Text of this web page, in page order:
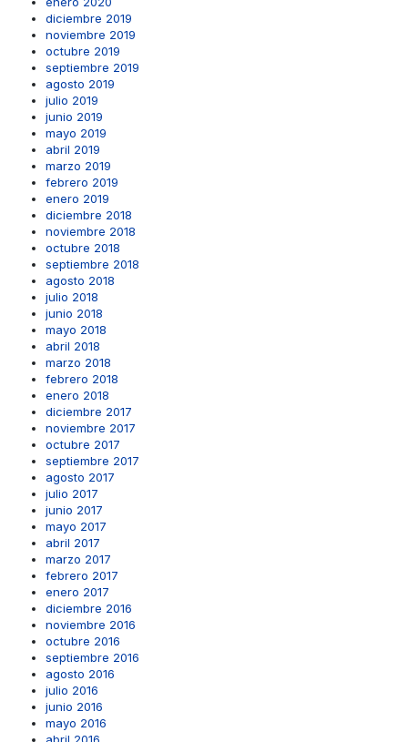
diciembre 2019
noviembre 2019
octubre 2019
septiembre 2019
agosto 2019
julio 2019
junio 2019
mayo 2019
abril 2019
marzo 2019
febrero 2019
enero 2019
diciembre 2018
noviembre 2018
octubre 2018
septiembre 2018
agosto 2018
julio 2018
junio 2018
mayo 2018
abril 2018
marzo 2018
febrero 2018
enero 2018
diciembre 2017
noviembre 2017
octubre 2017
septiembre 2017
agosto 2017
julio 2017
junio 2017
mayo 2017
abril 2017
marzo 2017
febrero 2017
enero 2017
diciembre 2016
noviembre 2016
octubre 2016
septiembre 2016
agosto 2016
julio 2016
junio 2016
mayo 2016